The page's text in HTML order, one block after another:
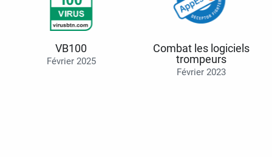
VB100
Février 2025
Combat les logiciels
trompeurs
Février 2023